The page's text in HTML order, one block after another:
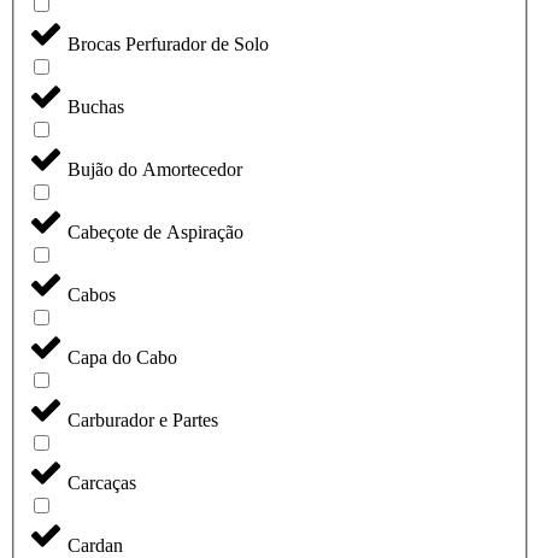
Brocas Perfurador de Solo
Buchas
Bujão do Amortecedor
Cabeçote de Aspiração
Cabos
Capa do Cabo
Carburador e Partes
Carcaças
Cardan